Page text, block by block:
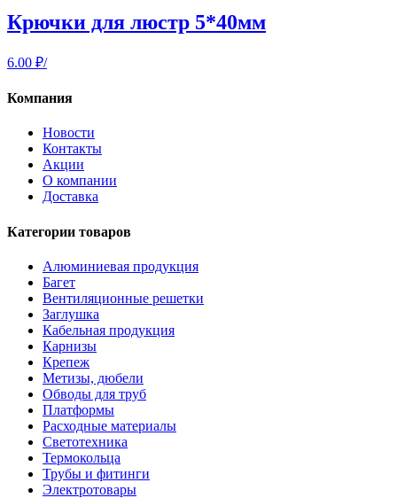
Крючки для люстр 5*40мм
6.00 ₽/
Компания
Новости
Контакты
Акции
О компании
Доставка
Категории товаров
Алюминиевая продукция
Багет
Вентиляционные решетки
Заглушка
Кабельная продукция
Карнизы
Крепеж
Метизы, дюбели
Обводы для труб
Платформы
Расходные материалы
Светотехника
Термокольца
Трубы и фитинги
Электротовары